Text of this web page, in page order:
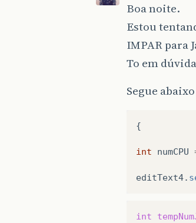
Boa noite.
Estou
IMPAR para
To em
Segue
{
int numCPU
editText4.
int